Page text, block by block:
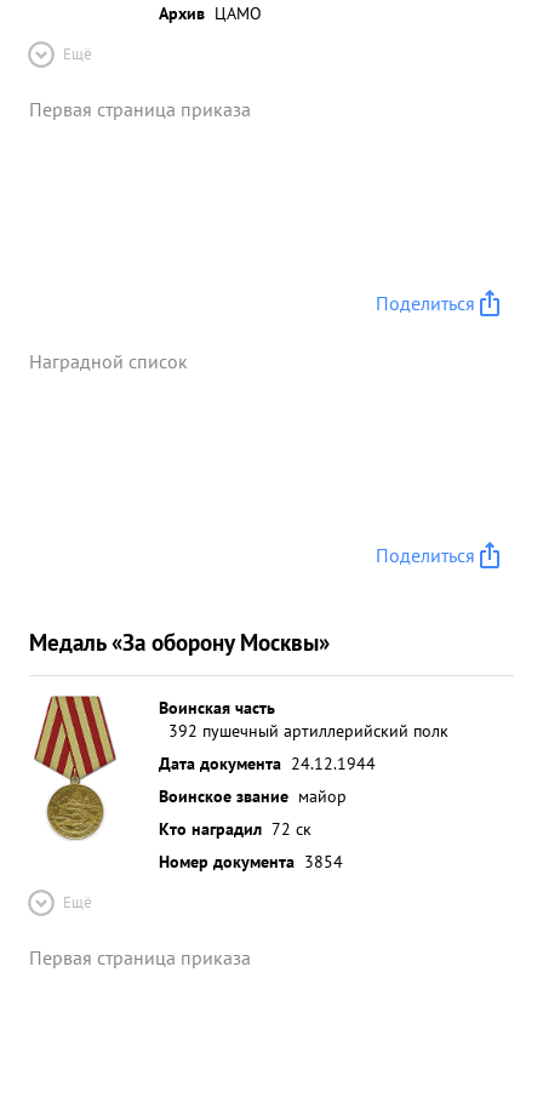
Архив ЦАМО
Ещё
Первая страница приказа
Поделиться
Наградной список
Поделиться
Медаль «За оборону Москвы»
Воинская часть
392 пушечный артиллерийский полк
Дата документа 24.12.1944
Воинское звание майор
Кто наградил 72 ск
Номер документа 3854
Ещё
Первая страница приказа